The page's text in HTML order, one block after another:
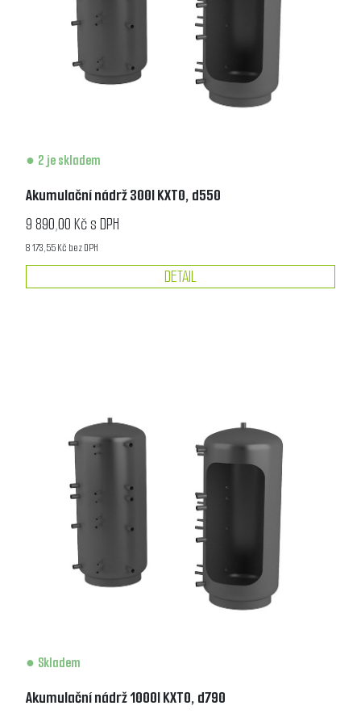
2 je skladem
Akumulační nádrž 300l KXT0, d550
9 890,00 Kč s DPH
8 173,55 Kč bez DPH
DETAIL
Skladem
Akumulační nádrž 1000l KXT0, d790